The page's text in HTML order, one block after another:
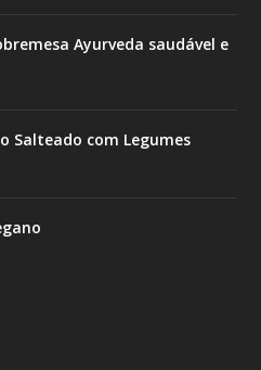
Ayurveda saudável e
Salteado com Legumes